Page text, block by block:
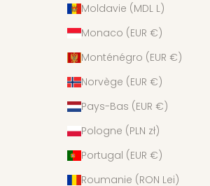
Moldavie (MDL L)
Monaco (EUR €)
Monténégro (EUR €)
Norvège (EUR €)
Pays-Bas (EUR €)
Pologne (PLN zł)
Portugal (EUR €)
Roumanie (RON Lei)